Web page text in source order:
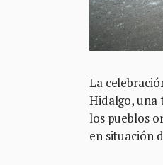
La
Hidalgo, una
los pueblos
en situación